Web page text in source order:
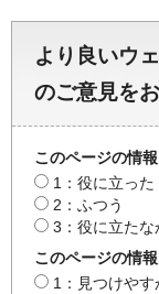
より良いウ
のご意見を
このページの情
1：役に立った
2：ふつう
3：役に立たな
このページの情
1：見つけやす